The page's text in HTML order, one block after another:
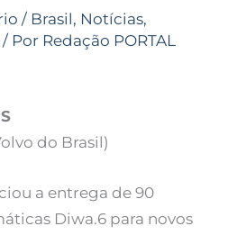
/ Brasil, Notícias,
/ Por Redação PORTAL
do Brasil)
a entrega de 90
Diwa.6 para novos